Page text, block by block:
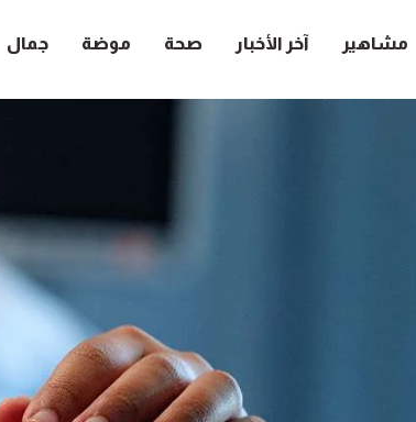
مشاهير آخر الأخبار صحة موضة جمال